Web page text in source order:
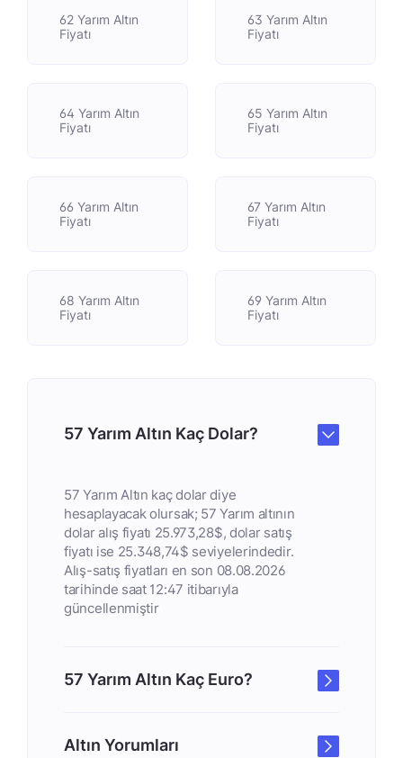
62 Yarım Altın
Fiyatı
63 Yarım Altın
Fiyatı
64 Yarım Altın
Fiyatı
65 Yarım Altın
Fiyatı
66 Yarım Altın
Fiyatı
67 Yarım Altın
Fiyatı
68 Yarım Altın
Fiyatı
69 Yarım Altın
Fiyatı
57 Yarım Altın Kaç Dolar?
57 Yarım Altın kaç dolar diye
hesaplayacak olursak; 57 Yarım altının
dolar alış fiyatı 25.973,28$, dolar satış
fiyatı ise 25.348,74$ seviyelerindedir.
Alış-satış fiyatları en son 08.08.2026
tarihinde saat 12:47 itibarıyla
güncellenmiştir
57 Yarım Altın Kaç Euro?
Altın Yorumları